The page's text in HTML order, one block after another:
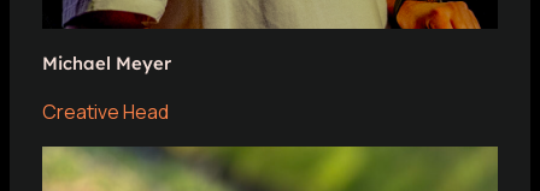
Michael Meyer
Creative Head